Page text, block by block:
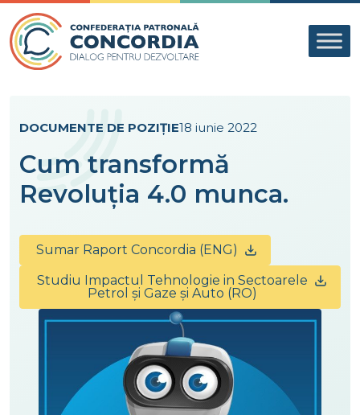
Skip to content
DOCUMENTE DE POZIȚIE18 iunie 2022
Cum transformă
Revoluția 4.0 munca.
Sumar Raport Concordia (ENG)
Studiu Impactul Tehnologie in Sectoarele
Petrol și Gaze și Auto (RO)